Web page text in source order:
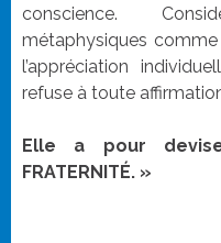
conscience.
métaphysiques
l’appréciation
refuse à toute
Elle a pour devise
FRATERNITÉ. »